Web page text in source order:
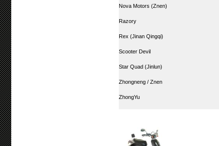
Nova Motors (Znen)
Razory
Rex (Jinan Qingqi)
Scooter Devil
Star Quad (Jinlun)
Zhongneng / Znen
ZhongYu